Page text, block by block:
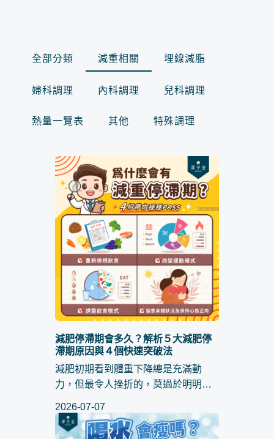
全部分類 減重相關 埋線減脂
婦科調理 內科調理 兒科調理
熱量一覽表 其他 特殊調理
減肥停滯期會多久？解析５大減肥停
滯期原因與４個快速突破法
減肥初期看到體重下降總是充滿動
力，但最令人挫折的，莫過於明明還
率，體重計數字卻不再減少。面對 減
肥停滯期 ，大家往往好奇 ： 減肥停滯
2026-07-07